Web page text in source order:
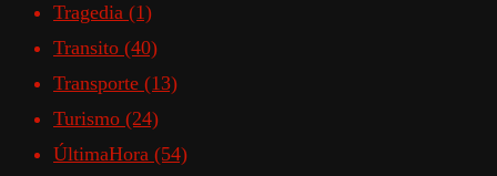
Tragedia (1)
Transito (40)
Transporte (13)
Turismo (24)
ÚltimaHora (54)